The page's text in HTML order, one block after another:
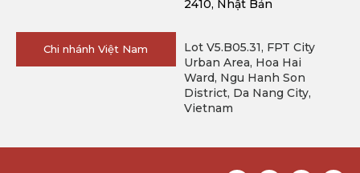
2410, Nhật Bản
Chi nhánh Việt Nam
Lot V5.B05.31, FPT City
Urban Area, Hoa Hai
Ward, Ngu Hanh Son
District, Da Nang City,
Vietnam